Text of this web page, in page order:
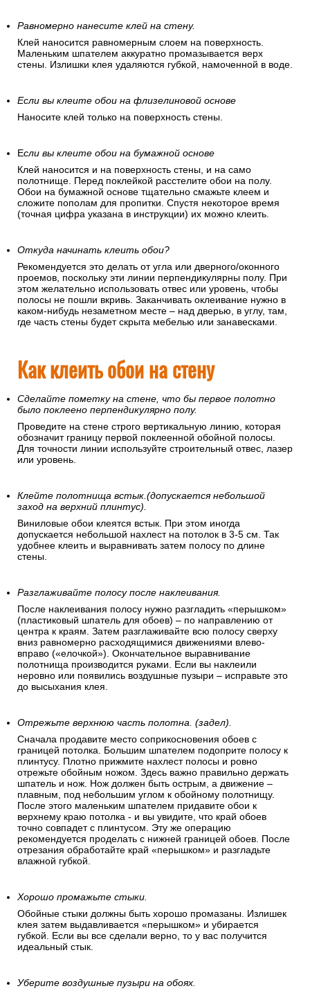
Равномерно нанесите клей на стену.
Клей наносится равномерным слоем на поверхность.
Маленьким шпателем аккуратно промазывается верх
стены. Излишки клея удаляются губкой, намоченной в воде.
Если вы клеите обои на флизелиновой основе
Наносите клей только на поверхность стены.
Если вы клеите обои на бумажной основе
Клей наносится и на поверхность стены, и на само
полотнище. Перед поклейкой расстелите обои на полу.
Обои на бумажной основе тщательно смажьте клеем и
сложите пополам для пропитки. Спустя некоторое время
(точная цифра указана в инструкции) их можно клеить.
Откуда начинать клеить обои?
Рекомендуется это делать от угла или дверного/оконного
проемов, поскольку эти линии перпендикулярны полу. При
этом желательно использовать отвес или уровень, чтобы
полосы не пошли вкривь. Заканчивать оклеивание нужно в
каком-нибудь незаметном месте – над дверью, в углу, там,
где часть стены будет скрыта мебелью или занавесками.
Как клеить обои на стену
Сделайте пометку на стене, что бы первое полотно
было поклеено перпендикулярно полу.
Проведите на стене строго вертикальную линию, которая
обозначит границу первой поклеенной обойной полосы.
Для точности линии используйте строительный отвес, лазер
или уровень.
Клейте полотнища встык.(допускается небольшой
заход на верхний плинтус).
Виниловые обои клеятся встык. При этом иногда
допускается небольшой нахлест на потолок в 3-5 см. Так
удобнее клеить и выравнивать затем полосу по длине
стены.
Разглаживайте полосу после наклеивания.
После наклеивания полосу нужно разгладить «перышком»
(пластиковый шпатель для обоев) – по направлению от
центра к краям. Затем разглаживайте всю полосу сверху
вниз равномерно расходящимися движениями влево-
вправо («елочкой»). Окончательное выравнивание
полотнища производится руками. Если вы наклеили
неровно или появились воздушные пузыри – исправьте это
до высыхания клея.
Отрежьте верхнюю часть полотна. (задел).
Сначала продавите место соприкосновения обоев с
границей потолка. Большим шпателем подоприте полосу к
плинтусу. Плотно прижмите нахлест полосы и ровно
отрежьте обойным ножом. Здесь важно правильно держать
шпатель и нож. Нож должен быть острым, а движение –
плавным, под небольшим углом к обойному полотнищу.
После этого маленьким шпателем придавите обои к
верхнему краю потолка - и вы увидите, что край обоев
точно совпадет с плинтусом. Эту же операцию
рекомендуется проделать с нижней границей обоев. После
отрезания обработайте край «перышком» и разгладьте
влажной губкой.
Хорошо промажьте стыки.
Обойные стыки должны быть хорошо промазаны. Излишек
клея затем выдавливается «перышком» и убирается
губкой. Если вы все сделали верно, то у вас получится
идеальный стык.
Уберите воздушные пузыри на обоях.